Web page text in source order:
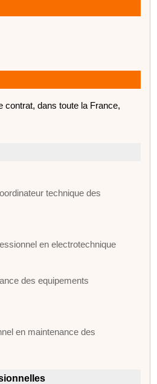
contrat, dans toute la France,
technique des
en electrotechnique
des equipements
en maintenance des